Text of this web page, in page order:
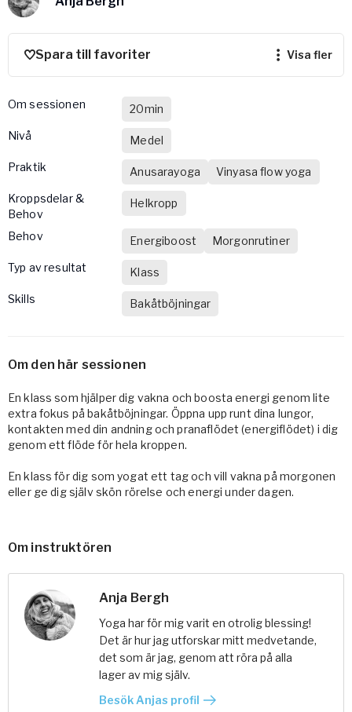
Vården – Yogobe Health & Care
Så stöttar Yogobe patienter, förskrivare och sjukvården
FaR
Fysisk aktivitet på recept
Stöd till arbetsgivare, försäkringsbolag & organisationer
Arbetsgivare
Pausa Smart
Yogobe för yogalärare
Hotell & Konferens
Spara till favoriter visa fler
Om sessionen
20min
nivå
Medel
Praktik
Anusarayoga
Vinyasa flow yoga
Kroppsdelar &
Behov
Helkropp
Behov Energiboost
Morgonrutiner
Typ av resultat
Klass
Skills
Bakåtböjningar
Om den här sessionen
En klass som hjälper dig vakna och boosta energi genom lite
extra fokus på bakåtböjningar. Öppna upp runt dina lungor,
kontakten med din andning och pranaflödet (energiflödet) i dig
genom ett flöde för hela kroppen.
En klass för dig som yogat ett tag och vill vakna på morgonen
eller ge dig själv skön rörelse och energi under dagen.
Om instruktören
Anja Bergh
Yoga har för mig varit en otrolig blessing!
Det är hur jag utforskar mitt medvetande,
det som är jag, genom att röra på alla
lager av mig själv.
Besök Anjas profil